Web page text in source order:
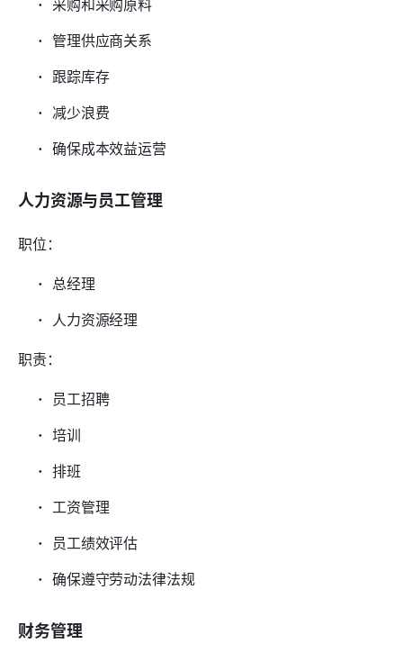
管理供应商关系
跟踪库存
减少浪费
确保成本效益运营
人力资源与员工管理
职位：
总经理
人力资源经理
职责：
员工招聘
培训
排班
工资管理
员工绩效评估
确保遵守劳动法律法规
财务管理